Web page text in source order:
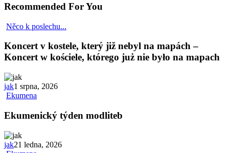
Recommended For You
Něco k poslechu...
Koncert v kostele, který již nebyl na mapách –
Koncert w kościele, którego już nie było na mapach
jak1 srpna, 2026
Ekumena
Ekumenický týden modliteb
jak21 ledna, 2026